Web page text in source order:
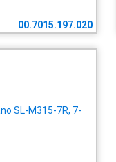
00.7015.197.020